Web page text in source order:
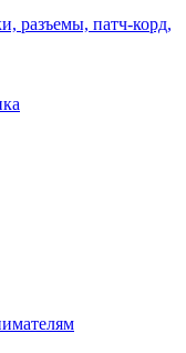
разъемы, патч-корд,